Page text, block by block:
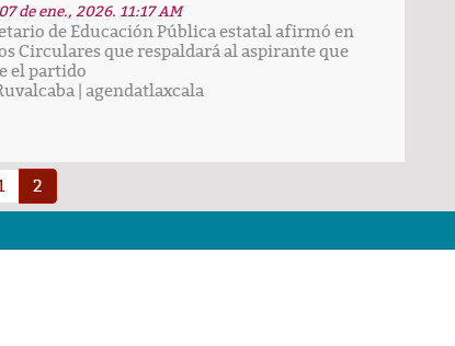
de ene., 2026. 11:17 AM
de Educación Pública estatal afirmó en
Circulares que respaldará al aspirante que
el partido
agendatlaxcala
2